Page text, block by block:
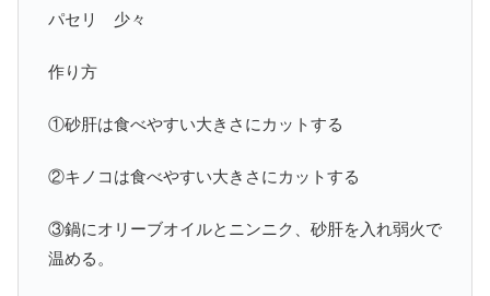
パセリ 少々
作り方
①砂肝は食べやすい大きさにカットする
②キノコは食べやすい大きさにカットする
③鍋にオリーブオイルとニンニク、砂肝を入れ弱火で
温める。